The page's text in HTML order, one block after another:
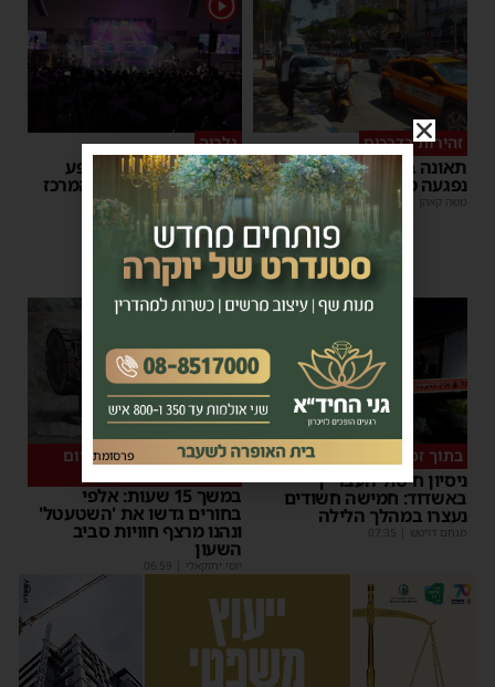
זהירות בדרכים
תאונה באשדוד: הולכת רגל
נפגעה מרכב חולף
משה קאהן 12:22
גלריה
הצלחה מסחררת למופע
סיום בין הזמנים של 'המרכז
למורשת' ו'מהות'
משה קאהן 09:34
בתוך זמן קצר
ניסיון חיסול העבריין
באשדוד: חמישה חשודים
נעצרו במהלך הלילה
מנחם דויטש 07:35
המיזם שהפך לשיחת היום
באשדוד
במשך 15 שעות: אלפי
בחורים גדשו את 'השטעטל'
ונהנו מרצף חוויות סביב
השעון
יוסי יחזקאלי 06:59
פרסומת